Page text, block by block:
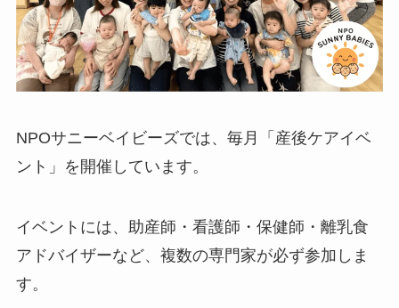
NPOサニーベイビーズでは、毎月「産後ケアイベ
ント」を開催しています。
イベントには、助産師・看護師・保健師・離乳食
アドバイザーなど、複数の専門家が必ず参加しま
す。